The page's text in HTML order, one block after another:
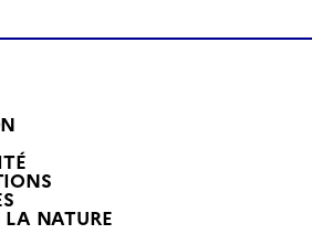
LA NATUREL